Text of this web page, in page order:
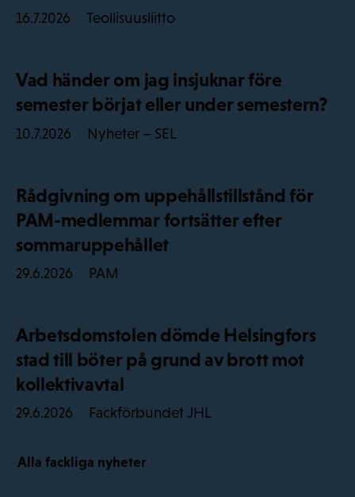
16.7.2026 Teollisuusliitto
Vad händer om jag insjuknar före
semester börjat eller under semestern?
10.7.2026 Nyheter – SEL
Rådgivning om uppehållstillstånd för
PAM-medlemmar fortsätter efter
sommaruppehållet
29.6.2026 PAM
Arbetsdomstolen dömde Helsingfors
stad till böter på grund av brott mot
kollektivavtal
29.6.2026 Fackförbundet JHL
Alla fackliga nyheter